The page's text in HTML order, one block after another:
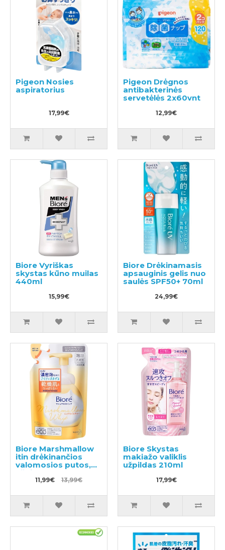
Pigeon Nosies
aspiratorius
17,99€
Pigeon Drėgnos
antibakterinės
servetėlės 2x60vnt
12,99€
Biore Vyriškas
skystas kūno muilas
440ml
15,99€
Biore Drėkinamasis
apsauginis gelis nuo
saulės SPF50+ 70ml
24,99€
Biore Marshmallow
itin drėkinančios
valomosios putos,
užpildas 130ml
11,99€ 13,99€
Biore Skystas
makiažo valiklis
užpildas 210ml
17,99€